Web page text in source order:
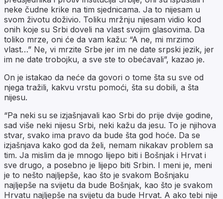
neke čudne krike na tim sjednicama. Ja to nijesam u
svom životu doživio. Toliku mržnju nijesam vidio kod
onih koje su Srbi doveli na vlast svojim glasovima. Da
toliko mrze, oni će da vam kažu: “A ne, mi mrzimo
vlast…” Ne, vi mrzite Srbe jer im ne date srpski jezik, jer
im ne date trobojku, a sve ste to obećavali”, kazao je.
On je istakao da neće da govori o tome šta su sve od
njega tražili, kakvu vrstu pomoći, šta su dobili, a šta
nijesu.
“Pa neki su se izjašnjavali kao Srbi do prije dvije godine,
sad više neki nijesu Srbi, neki kažu da jesu. To je njihova
stvar, svako ima pravo da bude šta god hoće. Da se
izjašnjava kako god da želi, nemam nikakav problem sa
tim. Ja mislim da je mnogo lijepo biti i Bošnjak i Hrvat i
sve drugo, a posebno je lijepo biti Srbin. I meni je, meni
je to nešto najljepše, kao što je svakom Bošnjaku
najljepše na svijetu da bude Bošnjak, kao što je svakom
Hrvatu najljepše na svijetu da bude Hrvat. A ako tebi nije